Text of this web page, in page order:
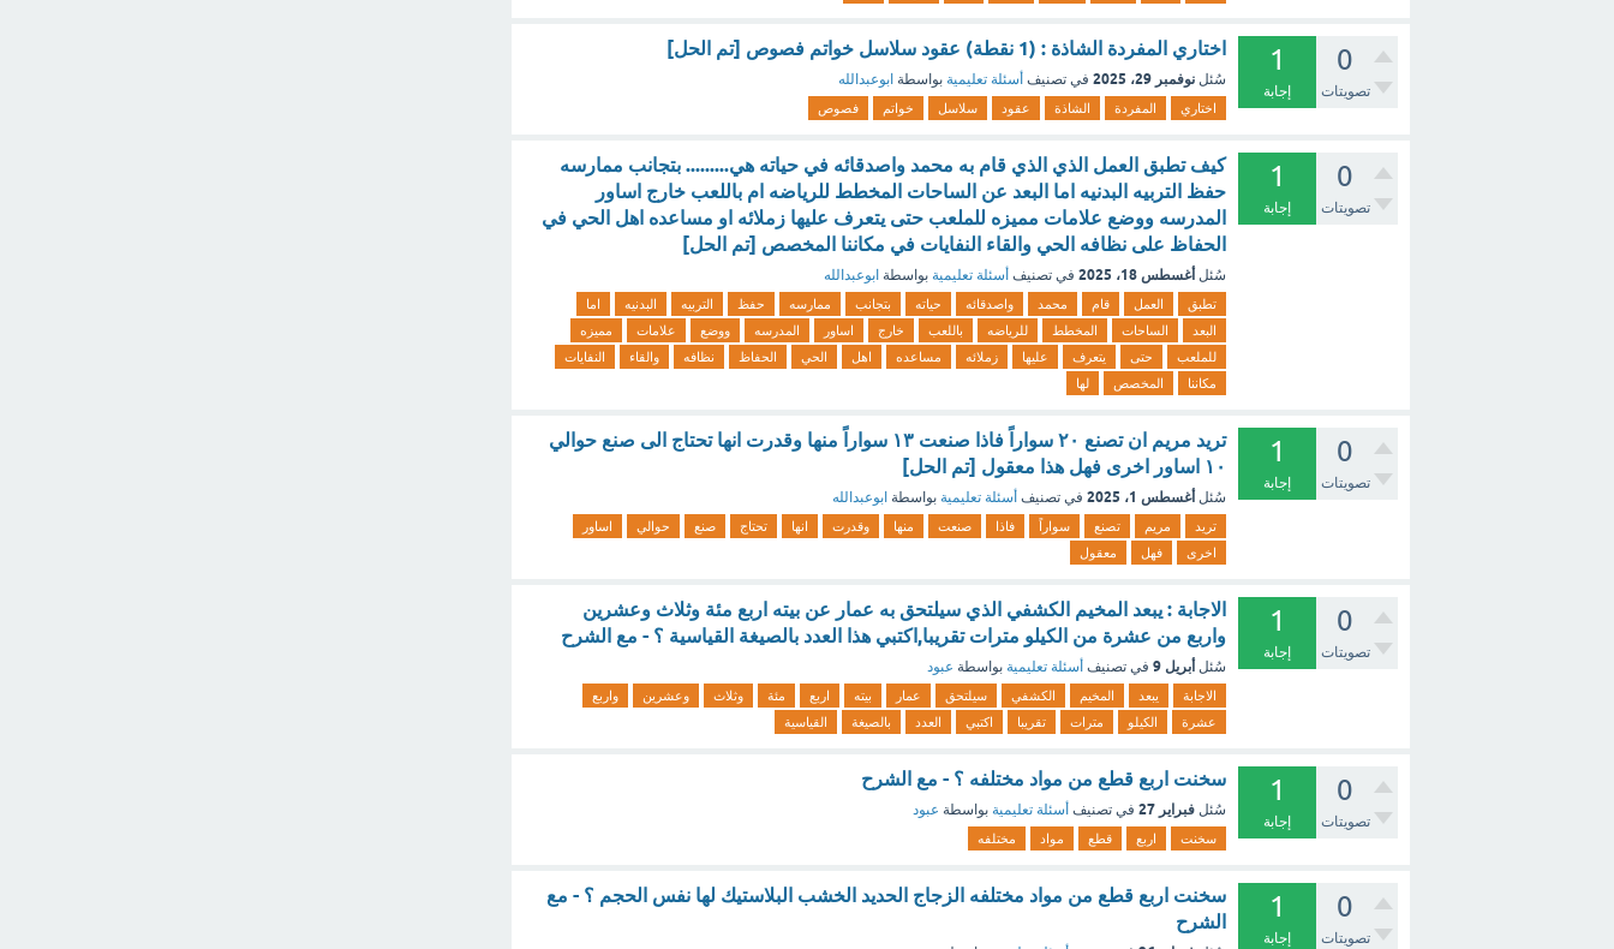
0
تصويتات
1
إجابة
اختاري المفردة الشاذة : (1 نقطة) عقود سلاسل خواتم فصوص [تم الحل]
سُئل نوفمبر 29، 2025 في تصنيف أسئلة تعليمية بواسطة ابوعبدالله
اختاري المفردة الشاذة عقود سلاسل خواتم فصوص
0
تصويتات
1
إجابة
كيف تطبق العمل الذي الذي قام به محمد واصدقائه في حياته هي......... بتجانب ممارسه
حفظ التربيه البدنيه اما البعد عن الساحات المخطط للرياضه ام باللعب خارج اساور
المدرسه ووضع علامات مميزه للملعب حتى يتعرف عليها زملائه او مساعده اهل الحي في
الحفاظ على نظافه الحي والقاء النفايات في مكاننا المخصص [تم الحل]
سُئل أغسطس 18، 2025 في تصنيف أسئلة تعليمية بواسطة ابوعبدالله
تطبق العمل قام محمد واصدقائه حياته بتجانب ممارسه حفظ التربيه البدنيه
اما
البعد
الساحات المخطط للرياضه باللعب خارج اساور المدرسه ووضع علامات
مميزه
للملعب
حتى يتعرف عليها زملائه مساعده اهل الحي الحفاظ نظافه والقاء
النفايات
مكاننا
المخصص لها
0
تصويتات
1
إجابة
تريد مريم ان تصنع ٢٠ سواراً فاذا صنعت ١٣ سواراً منها وقدرت انها تحتاج الى صنع حوالي
١٠ اساور اخرى فهل هذا معقول [تم الحل]
سُئل أغسطس 1، 2025 في تصنيف أسئلة تعليمية بواسطة ابوعبدالله
تريد مريم تصنع سواراً فاذا صنعت منها وقدرت انها تحتاج صنع حوالي
اساور
اخرى
فهل معقول
0
تصويتات
1
إجابة
الاجابة : يبعد المخيم الكشفي الذي سيلتحق به عمار عن بيته اربع مئة وثلاث وعشرين
واربع من عشرة من الكيلو مترات تقريبا,اكتبي هذا العدد بالصيغة القياسية ؟ - مع الشرح
سُئل أبريل 9 في تصنيف أسئلة تعليمية بواسطة عبود
الاجابة يبعد المخيم الكشفي سيلتحق عمار بيته اربع مئة وثلاث وعشرين
واربع
عشرة
الكيلو مترات تقريبا اكتبي العدد بالصيغة القياسية
0
تصويتات
1
إجابة
سخنت اربع قطع من مواد مختلفه ؟ - مع الشرح
سُئل فبراير 27 في تصنيف أسئلة تعليمية بواسطة عبود
سخنت اربع قطع مواد مختلفه
0
تصويتات
1
إجابة
سخنت اربع قطع من مواد مختلفه الزجاج الحديد الخشب البلاستيك لها نفس الحجم ؟ - مع
الشرح